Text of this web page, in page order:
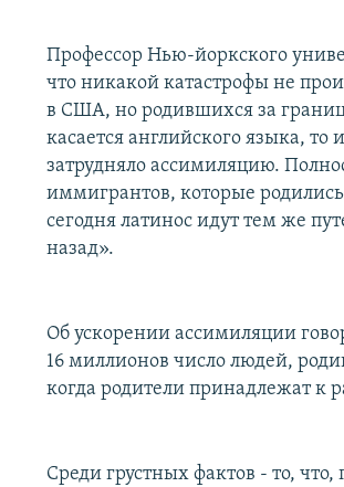
Профессор Нью-йоркского
что никакой катастрофы не
в США, но родившихся за
касается английского языка,
затрудняло ассимиляцию.
иммигрантов, которые
сегодня латинос идут тем же
назад».
Об ускорении ассимиляции
16 миллионов число людей,
когда родители принадлежат к
Среди грустных фактов - то,